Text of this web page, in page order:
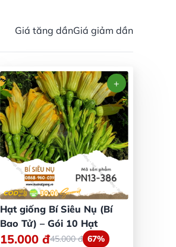
Giá tăng dầnGiá giảm dần
Hạt giống Bí Siêu Nụ (Bí
Bao Tử) – Gói 10 Hạt
15.000 đ45.000đ 67%